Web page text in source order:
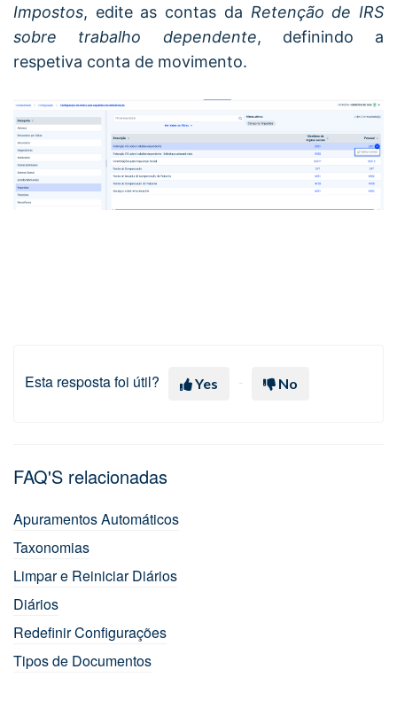
Impostos, edite as contas da Retenção de IRS
sobre trabalho dependente, definindo a
respetiva conta de movimento.
Esta resposta foi útil? Yes No
FAQ'S relacionadas
Apuramentos Automáticos
Taxonomias
Limpar e Reiniciar Diários
Diários
Redefinir Configurações
Tipos de Documentos